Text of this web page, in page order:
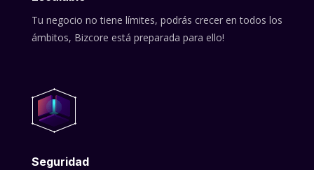
Tu negocio no tiene límites, podrás crecer en todos los
ámbitos, Bizcore está preparada para ello!
Seguridad